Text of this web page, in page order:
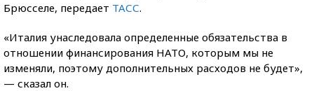
Брюсселе, передает ТАСС.
«Италия унаследовала определенные обязательства в
отношении финансирования НАТО, которым мы не
изменяли, поэтому дополнительных расходов не будет»,
— сказал он.